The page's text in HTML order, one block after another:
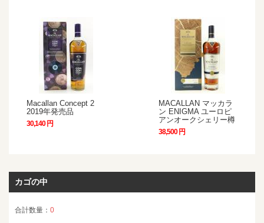
Macallan Concept 2
2019年発売品
30,140 円
MACALLAN マッカラ
ン ENIGMA ユーロピ
アンオークシェリー樽
38,500 円
カゴの中
合計数量： 0